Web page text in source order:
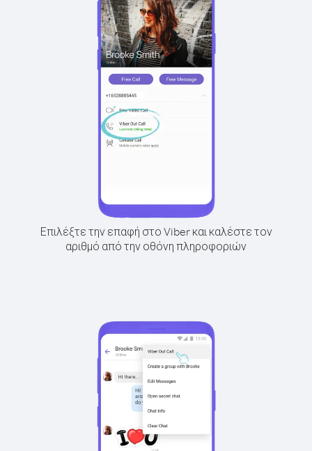
Επιλέξτε την επαφή στο Viber και καλέστε τον
αριθμό από την οθόνη πληροφοριών